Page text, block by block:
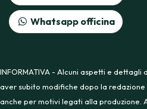
Whatsapp officina
INFORMATIVA - Alcuni aspetti e
aver subito modifiche dopo la
anche per motivi legati alla produzione.